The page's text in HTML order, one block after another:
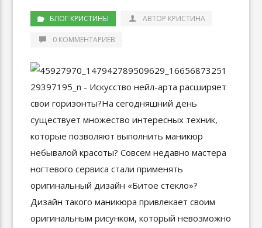
БЛОГ КРИСТИНЫ АВТОР КРИСТИНА
0 КОММЕНТАРИЕВ